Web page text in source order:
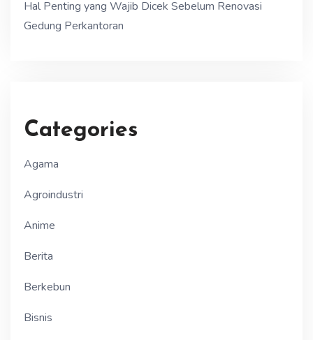
Hal Penting yang Wajib Dicek Sebelum Renovasi
Gedung Perkantoran
Categories
Agama
Agroindustri
Anime
Berita
Berkebun
Bisnis